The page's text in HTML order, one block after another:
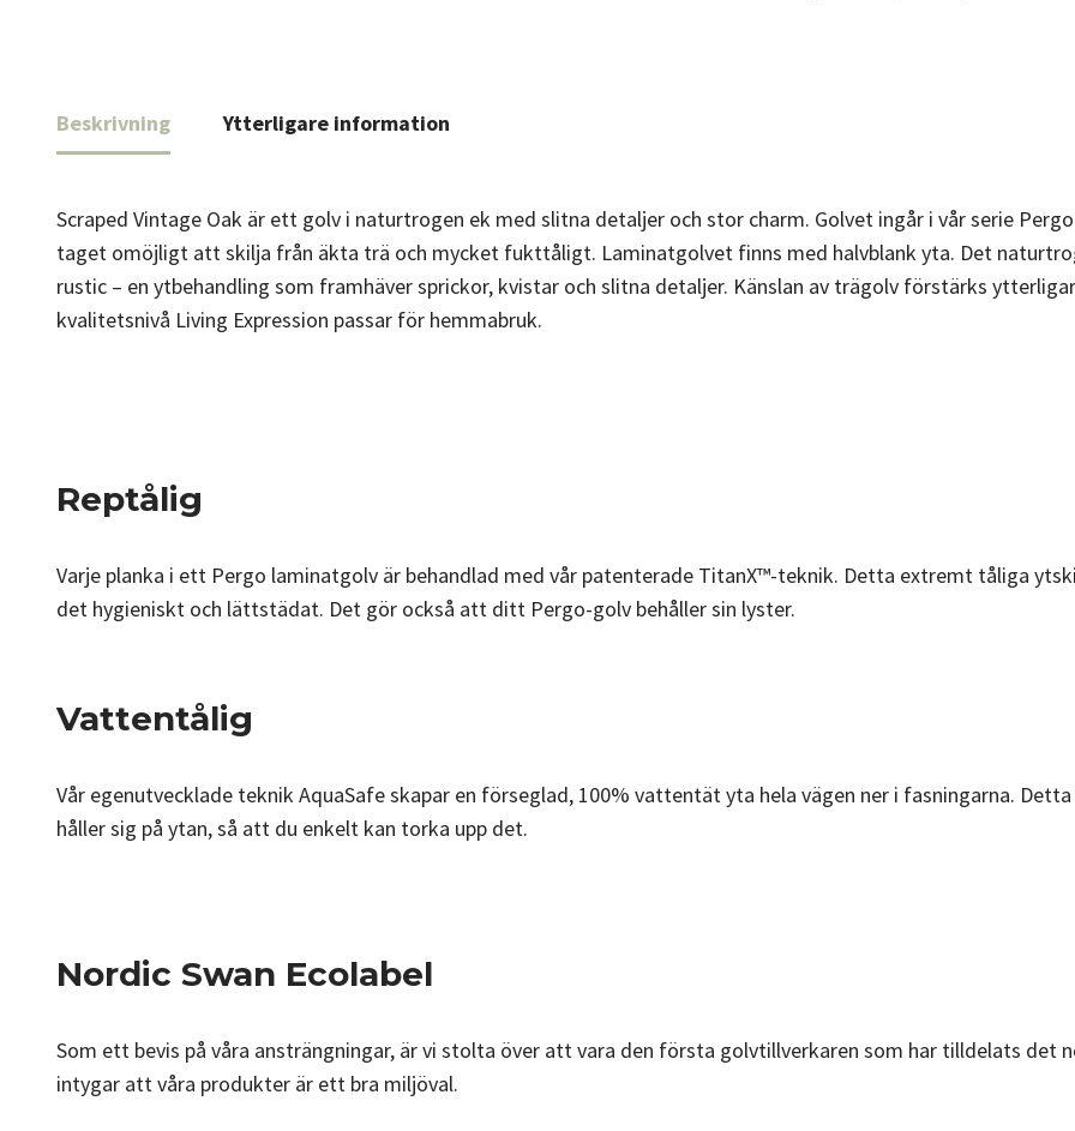
Beskrivning Ytterligare information
Scraped Vintage Oak är ett golv i naturtrogen ek med slitna detaljer och stor charm. Golvet ingår i vår serie
taget omöjligt att skilja från äkta trä och mycket fukttåligt. Laminatgolvet finns med halvblank yta. Det
rustic – en ytbehandling som framhäver sprickor, kvistar och slitna detaljer. Känslan av trägolv förstärks
kvalitetsnivå Living Expression passar för hemmabruk.
Reptålig
Varje planka i ett Pergo laminatgolv är behandlad med vår patenterade TitanX™-teknik. Detta extremt tåliga
det hygieniskt och lättstädat. Det gör också att ditt Pergo-golv behåller sin lyster.
Vattentålig
Vår egenutvecklade teknik AquaSafe skapar en förseglad, 100% vattentät yta hela vägen ner i fasningarna.
håller sig på ytan, så att du enkelt kan torka upp det.
Nordic Swan Ecolabel
Som ett bevis på våra ansträngningar, är vi stolta över att vara den första golvtillverkaren som har tilldelats det
intygar att våra produkter är ett bra miljöval.